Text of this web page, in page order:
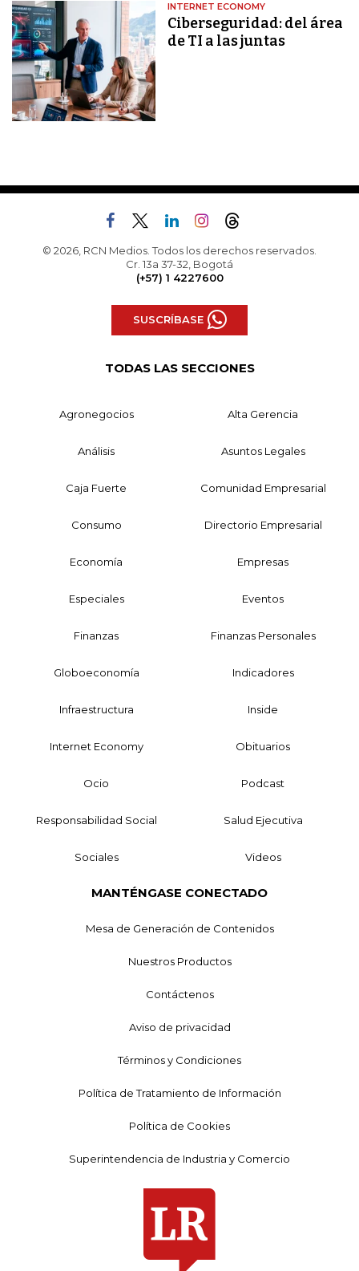
INTERNET ECONOMY
Ciberseguridad: del área
de TI a las juntas
© 2026, RCN Medios. Todos los derechos reservados.
Cr. 13a 37-32, Bogotá
(+57) 1 4227600
SUSCRÍBASE
TODAS LAS SECCIONES
Agronegocios Alta Gerencia
Análisis Asuntos Legales
Caja Fuerte Comunidad Empresarial
Consumo Directorio Empresarial
Economía Empresas
Especiales Eventos
Finanzas Finanzas Personales
Globoeconomía Indicadores
Infraestructura Inside
Internet Economy Obituarios
Ocio Podcast
Responsabilidad Social Salud Ejecutiva
Sociales Videos
MANTÉNGASE CONECTADO
Mesa de Generación de Contenidos
Nuestros Productos
Contáctenos
Aviso de privacidad
Términos y Condiciones
Política de Tratamiento de Información
Política de Cookies
Superintendencia de Industria y Comercio